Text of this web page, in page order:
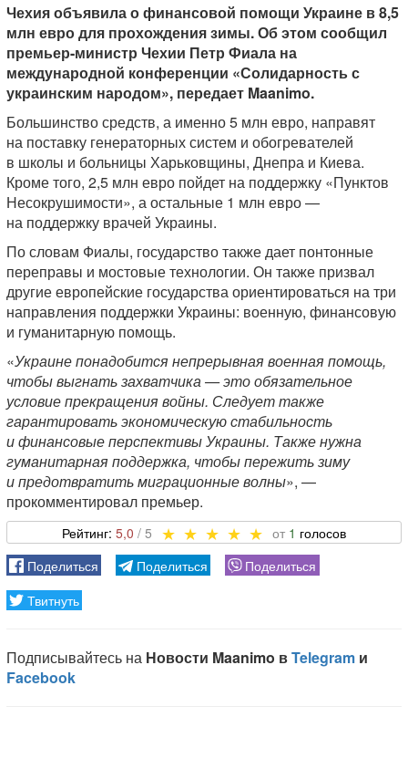
Чехия объявила о финансовой помощи Украине в 8,5
млн евро для прохождения зимы. Об этом сообщил
премьер-министр Чехии Петр Фиала на
международной конференции «Солидарность с
украинским народом», передает Maanimo.
Большинство средств, а именно 5 млн евро, направят
на поставку генераторных систем и обогревателей
в школы и больницы Харьковщины, Днепра и Киева.
Кроме того, 2,5 млн евро пойдет на поддержку «Пунктов
Несокрушимости», а остальные 1 млн евро —
на поддержку врачей Украины.
По словам Фиалы, государство также дает понтонные
переправы и мостовые технологии. Он также призвал
другие европейские государства ориентироваться на три
направления поддержки Украины: военную, финансовую
и гуманитарную помощь.
«Украине понадобится непрерывная военная помощь,
чтобы выгнать захватчика — это обязательное
условие прекращения войны. Следует также
гарантировать экономическую стабильность
и финансовые перспективы Украины. Также нужна
гуманитарная поддержка, чтобы пережить зиму
и предотвратить миграционные волны», —
прокомментировал премьер.
5,0 1